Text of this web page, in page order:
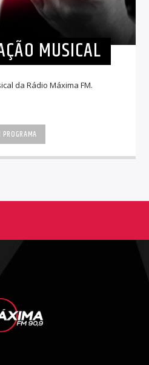
MUSICAL
da Rádio Máxima FM.
PROGRAMA